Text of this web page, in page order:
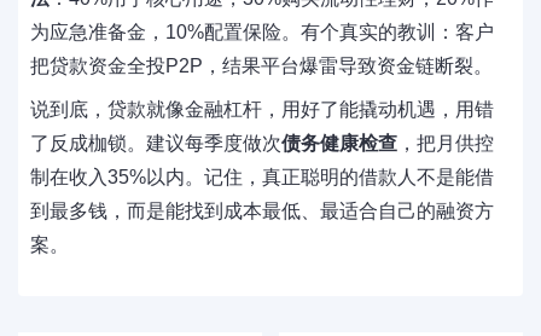
为应急准备金，10%配置保险。有个真实的教训：客户
把贷款资金全投P2P，结果平台爆雷导致资金链断裂。
说到底，贷款就像金融杠杆，用好了能撬动机遇，用错
了反成枷锁。建议每季度做次债务健康检查 ，把月供控
制在收入35%以内。记住，真正聪明的借款人不是能借
到最多钱，而是能找到成本最低、最适合自己的融资方
案。